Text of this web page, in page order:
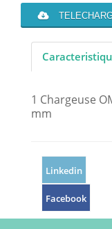
1 Chargeuse
mm
Linkedin
Facebook